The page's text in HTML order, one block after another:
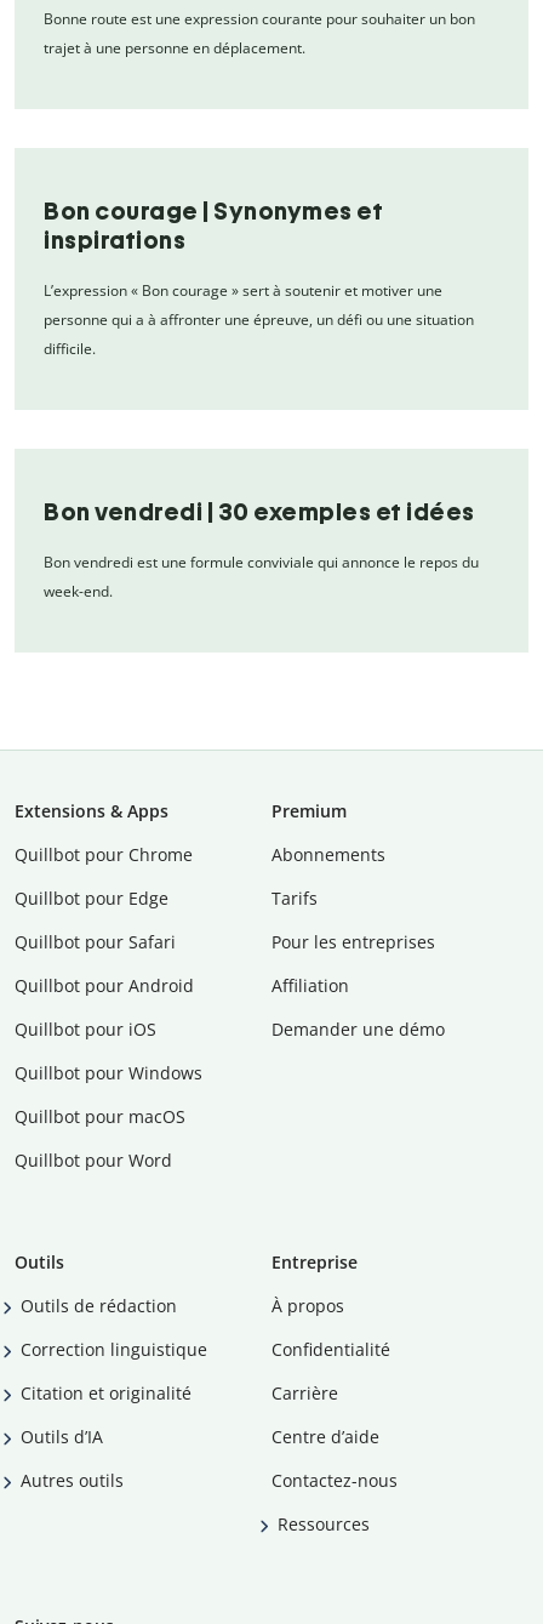
Bonne route est une expression courante pour souhaiter un bon
trajet à une personne en déplacement.
Bon courage | Synonymes et
inspirations
L’expression « Bon courage » sert à soutenir et motiver une
personne qui a à affronter une épreuve, un défi ou une situation
difficile.
Bon vendredi | 30 exemples et idées
Bon vendredi est une formule conviviale qui annonce le repos du
week-end.
Extensions & Apps
Quillbot pour Chrome
Quillbot pour Edge
Quillbot pour Safari
Quillbot pour Android
Quillbot pour iOS
Quillbot pour Windows
Quillbot pour macOS
Quillbot pour Word
Premium
Abonnements
Tarifs
Pour les entreprises
Affiliation
Demander une démo
Outils
Outils de rédaction
Correction linguistique
Citation et originalité
Outils d’IA
Autres outils
Entreprise
À propos
Confidentialité
Carrière
Centre d’aide
Contactez-nous
Ressources